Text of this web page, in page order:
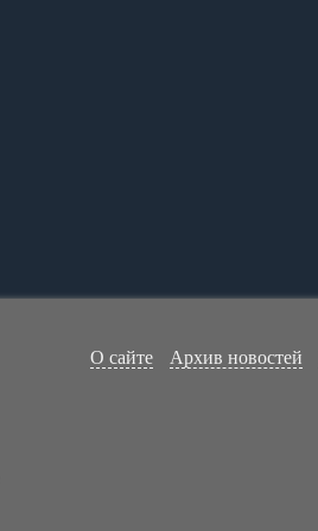
О сайте Архив новостей